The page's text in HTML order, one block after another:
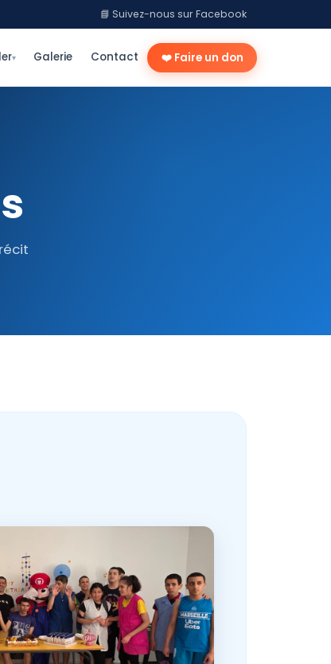
📘 Suivez-nous sur Facebook
▾ Galerie Contact ❤️ Faire un don